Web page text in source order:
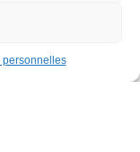
personnelles